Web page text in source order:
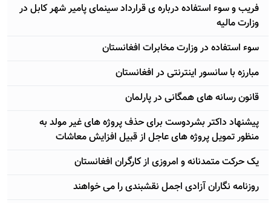
فريب و سوء استفاده درباره ی قرارداد سينمای پامير شهر کابل در
وزارت ماليه
سوء استفاده در وزارت مخابرات افغانستان
مبارزه با سانسور اينترنتی در افغانستان
قانون رسانه های همگانی در پارلمان
پيشنهاد داکتر بشردوست برای حذف پروژه های غير مولد به
منظور تمويل پروژه های عاجل از قبيل افزايش معاشات
يک حرکت متمدنانه و امروزی از کارگران افغانستان
روزنامه نگاران آزادی اجمل نقشبندی را می خواهند